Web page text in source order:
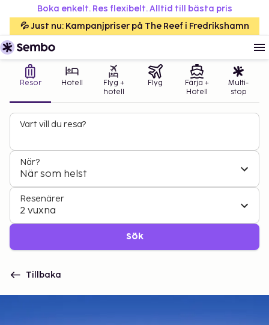
Boka enkelt. Res flexibelt. Alltid till bästa pris
💦 Just nu: Kampanjpriser på The Reef i Fredrikshamn
Resor Hotell
Flyg +
hotell
Flyg
Färja +
Hotell
Multi-
stop
Vart vill du resa?
När?
När som helst
Resenärer
2 vuxna
Sök
Tillbaka